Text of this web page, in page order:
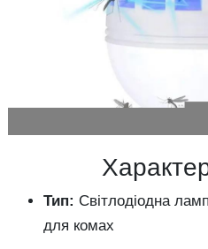
Тип: Світлодіодна
для комах